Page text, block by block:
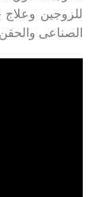
للزوجين
الصناعى